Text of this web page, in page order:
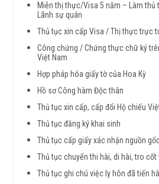
Miễn thị thực/Visa 5 năm – Làm thủ
Lãnh sự quán
Thủ tục xin cấp Visa / Thị thực trực
Công chứng / Chứng thực chữ ký
Việt Nam
Hợp pháp hóa giấy tờ của Hoa Kỳ
Hồ sơ Công hàm Độc thân
Thủ tục xin cấp, cấp đổi Hộ chiếu
Thủ tục đăng ký khai sinh
Thủ tục cấp giấy xác nhận nguồn
Thủ tục chuyển thi hài, di hài, tro cốt
Thủ tục ghi chú việc ly hôn đã tiến